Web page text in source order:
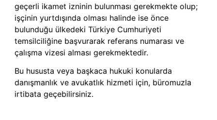
geçerli ikamet izninin bulunması gerekmekte olup;
işçinin yurtdışında olması halinde ise önce
bulunduğu ülkedeki Türkiye Cumhuriyeti
temsilciliğine başvurarak referans numarası ve
çalışma vizesi alması gerekmektedir.
Bu hususta veya başkaca hukuki konularda
danışmanlık ve avukatlık hizmeti için, büromuzla
irtibata geçebilirsiniz.